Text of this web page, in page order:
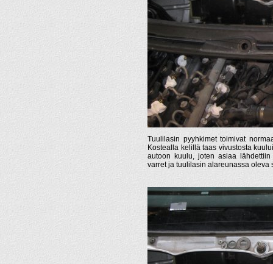
Tuulilasin pyyhkimet toimivat
Kostealla kelillä taas vivustosta
autoon kuulu, joten asiaa lähdettiin
varret ja tuulilasin alareunassa oleva